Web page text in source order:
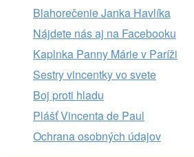
Blahorečenie Janka Havlíka
Nájdete nás aj na Facebooku
Kaplnka Panny Márie v Paríži
Sestry vincentky vo svete
Boj proti hladu
Plášť Vincenta de Paul
Ochrana osobných údajov